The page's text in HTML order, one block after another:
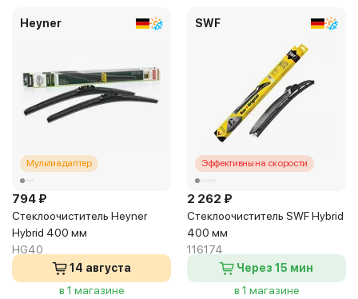
Heyner
Мультиадаптер
794 ₽
Стеклоочиститель Heyner
Hybrid 400 мм
HG40
14 августа
в 1 магазине
SWF
Эффективны на скорости
2 262 ₽
Стеклоочиститель SWF Hybrid
400 мм
116174
Через 15 мин
в 1 магазине